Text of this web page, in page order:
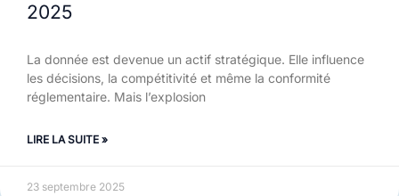
2025
La donnée est devenue un actif stratégique. Elle influence
les décisions, la compétitivité et même la conformité
réglementaire. Mais l’explosion
LIRE LA SUITE »
23 septembre 2025